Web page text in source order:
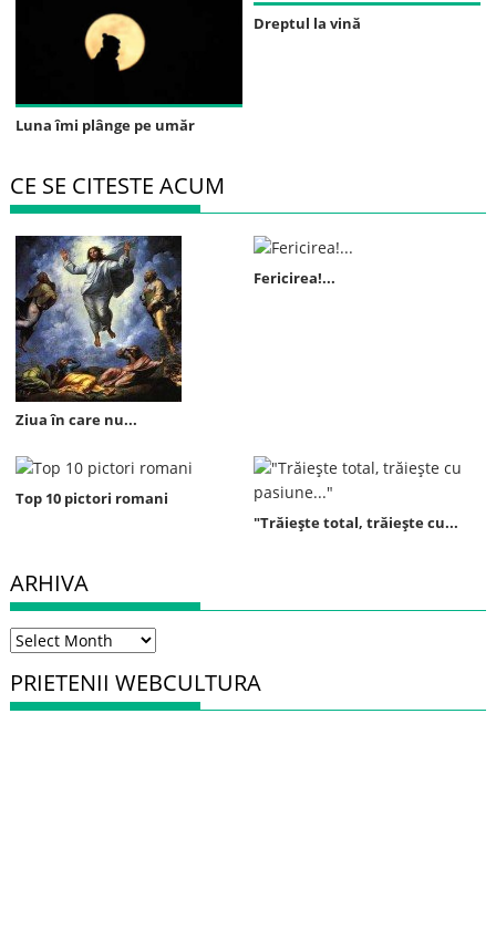
Luna îmi plânge pe umăr
Dreptul la vină
CE SE CITESTE ACUM
Ziua în care nu...
Fericirea!...
Top 10 pictori romani
"Trăieşte total, trăieşte cu...
ARHIVA
Arhiva
PRIETENII WEBCULTURA